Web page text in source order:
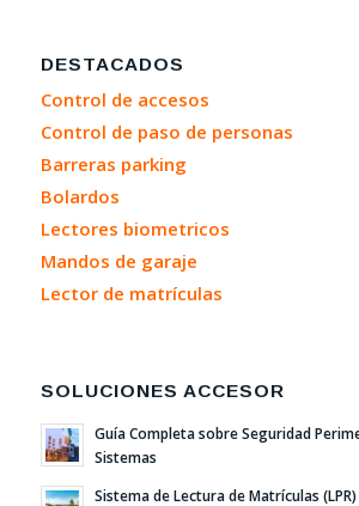
DESTACADOS
Control de accesos
Control de paso de personas
Barreras parking
Bolardos
Lectores biometricos
Mandos de garaje
Lector de matrículas
SOLUCIONES ACCESOR
Guía Completa sobre Seguridad
Sistemas
Sistema de Lectura de Matrículas (LPR)